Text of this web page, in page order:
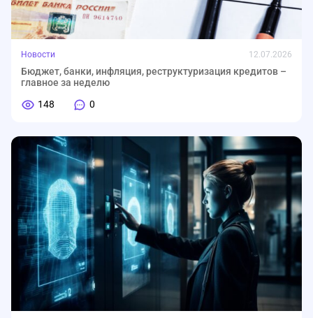
Новости 12.07.2026
Бюджет, банки, инфляция, реструктуризация кредитов –
главное за неделю
148
0